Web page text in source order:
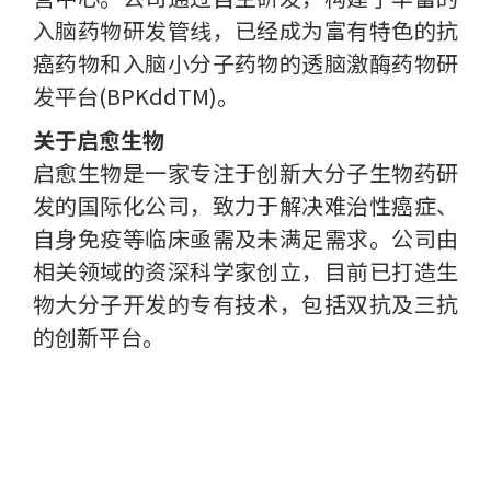
入脑药物研发管线，已经成为富有特色的抗
癌药物和入脑小分子药物的透脑激酶药物研
发平台(BPKddTM)。
关于启愈生物
启愈生物是一家专注于创新大分子生物药研
发的国际化公司，致力于解决难治性癌症、
自身免疫等临床亟需及未满足需求。公司由
相关领域的资深科学家创立，目前已打造生
物大分子开发的专有技术，包括双抗及三抗
的创新平台。